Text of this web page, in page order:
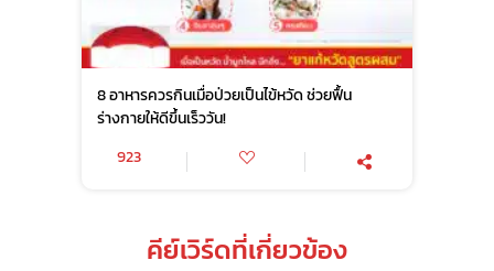
8 อาหารควรกินเมื่อป่วยเป็นไข้หวัด ช่วยฟื้น
ร่างกายให้ดีขึ้นเร็ววัน!
923
คีย์เวิร์ดที่เกี่ยวข้อง